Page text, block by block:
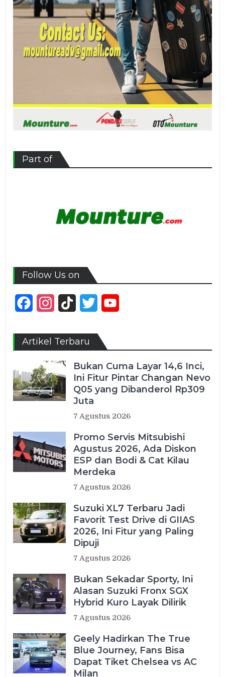
Part of
Follow Us on
FacebookInstagram
TikTok Twitter
Artikel Terbaru
Bukan Cuma Layar 14,6 Inci,
Ini Fitur Pintar Changan Nevo
Q05 yang Dibanderol Rp309
Juta
7 Agustus 2026
Promo Servis Mitsubishi
Agustus 2026, Ada Diskon
ESP dan Bodi & Cat Kilau
Merdeka
7 Agustus 2026
Suzuki XL7 Terbaru Jadi
Favorit Test Drive di GIIAS
2026, Ini Fitur yang Paling
Dipuji
7 Agustus 2026
Bukan Sekadar Sporty, Ini
Alasan Suzuki Fronx SGX
Hybrid Kuro Layak Dilirik
7 Agustus 2026
Geely Hadirkan The True
Blue Journey, Fans Bisa
Dapat Tiket Chelsea vs AC
Milan